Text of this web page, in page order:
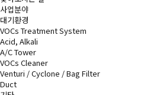
사업분야
대기환경
VOCs Treatment System
Acid, Alkali
A/C Tower
VOCs Cleaner
Venturi / Cyclone / Bag Filter
Duct